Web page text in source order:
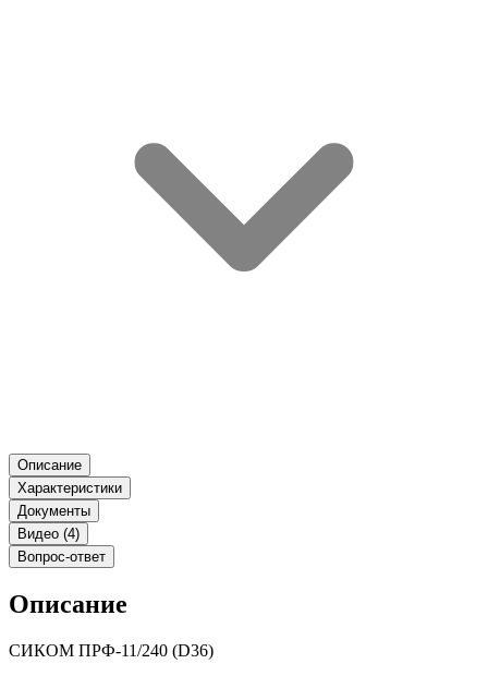
Описание
Характеристики
Документы
Видео (4)
Вопрос-ответ
Описание
СИКОМ ПРФ-11/240 (D36)